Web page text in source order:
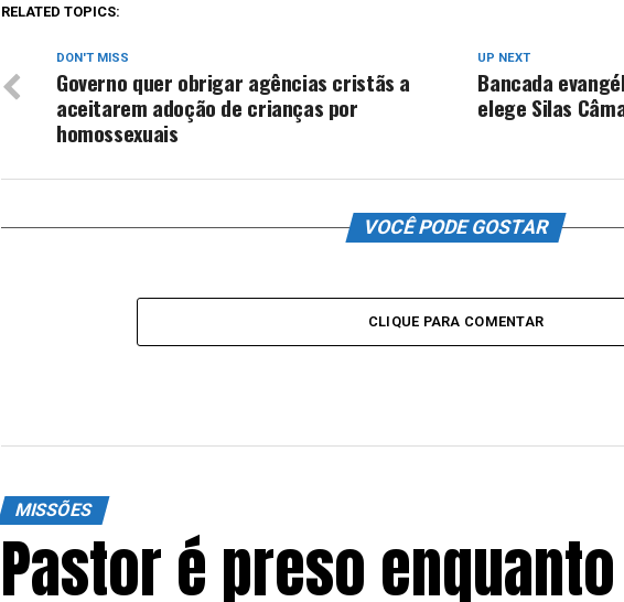
RELATED TOPICS:
UP NEXT
Bancada
elege Silas
DON'T MISS
Governo quer obrigar agências cristãs a
aceitarem adoção de crianças por
homossexuais
VOCÊ PODE GOSTAR
CLIQUE PARA COMENTAR
MISSÕES
Pastor é preso